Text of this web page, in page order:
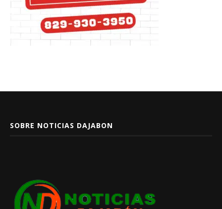
SOBRE NOTICIAS DAJABON